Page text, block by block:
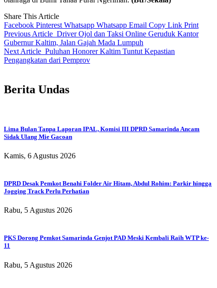
Share This Article
Facebook Pinterest Whatsapp Whatsapp Email Copy Link Print
Previous Article Driver Ojol dan Taksi Online Geruduk Kantor
Gubernur Kaltim, Jalan Gajah Mada Lumpuh
Next Article Puluhan Honorer Kaltim Tuntut Kepastian
Pengangkatan dari Pemprov
Berita Undas
Lima Bulan Tanpa Laporan IPAL, Komisi III DPRD Samarinda Ancam
Sidak Ulang Mie Gacoan
Kamis, 6 Agustus 2026
DPRD Desak Pemkot Benahi Folder Air Hitam, Abdul Rohim: Parkir hingga
Jogging Track Perlu Perhatian
Rabu, 5 Agustus 2026
PKS Dorong Pemkot Samarinda Genjot PAD Meski Kembali Raih WTP ke-
11
Rabu, 5 Agustus 2026